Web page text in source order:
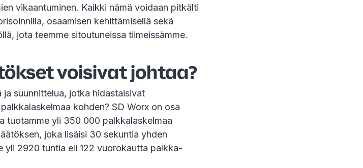
vikaantuminen. Kaikki nämä voidaan pitkälti
osaamisen kehittämisellä sekä
jota teemme sitoutuneissa tiimeissämme.
voisivat johtaa?
suunnittelua, jotka hidastaisivat
kohden? SD Worx on osa
tuotamme yli 350 000 palkkalaskelmaa
joka lisäisi 30 sekuntia yhden
yli 2920 tuntia eli 122 vuorokautta palkka-